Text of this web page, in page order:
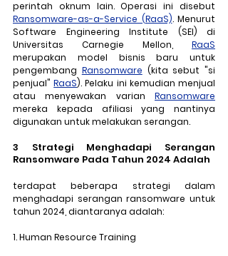
Ransomware-as-a-Service (RaaS). Menurut
Software Engineering Institute (SEI) di
Universitas Carnegie Mellon, RaaS
merupakan model bisnis baru untuk
pengembang Ransomware (kita sebut "si
penjual" RaaS). Pelaku ini kemudian menjual
atau menyewakan varian Ransomware
mereka kepada afiliasi yang nantinya
digunakan untuk melakukan serangan.
3 Strategi Menghadapi Serangan
Ransomware Pada Tahun 2024 Adalah
terdapat beberapa strategi dalam
menghadapi serangan ransomware untuk
tahun 2024, diantaranya adalah:
1. Human Resource Training